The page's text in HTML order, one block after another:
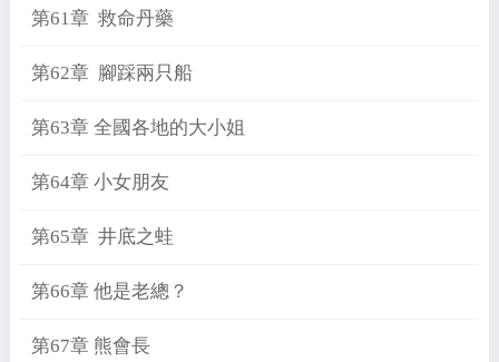
第61章 救命丹藥
第62章 腳踩兩只船
第63章 全國各地的大小姐
第64章 小女朋友
第65章 井底之蛙
第66章 他是老總？
第67章 熊會長